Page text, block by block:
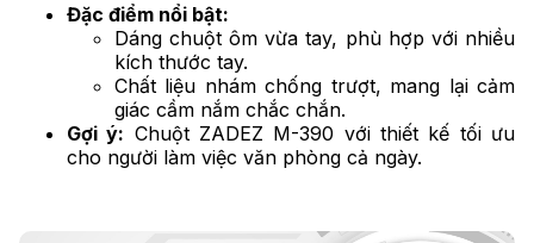
Đặc điểm nổi bật:
Dáng chuột ôm vừa tay, phù hợp với nhiều
kích thước tay.
Chất liệu nhám chống trượt, mang lại cảm
giác cầm nắm chắc chắn.
Gợi ý: Chuột ZADEZ M-390 với thiết kế tối ưu
cho người làm việc văn phòng cả ngày.